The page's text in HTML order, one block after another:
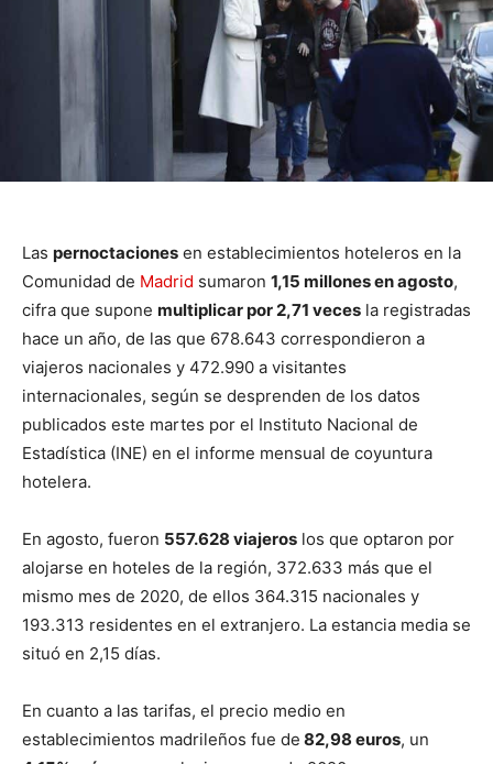
Las pernoctaciones en establecimientos hoteleros en la
Comunidad de Madrid sumaron 1,15 millones en agosto,
cifra que supone multiplicar por 2,71 veces la registradas
hace un año, de las que 678.643 correspondieron a
viajeros nacionales y 472.990 a visitantes
internacionales, según se desprenden de los datos
publicados este martes por el Instituto Nacional de
Estadística (INE) en el informe mensual de coyuntura
hotelera.
En agosto, fueron 557.628 viajeros los que optaron por
alojarse en hoteles de la región, 372.633 más que el
mismo mes de 2020, de ellos 364.315 nacionales y
193.313 residentes en el extranjero. La estancia media se
situó en 2,15 días.
En cuanto a las tarifas, el precio medio en
establecimientos madrileños fue de 82,98 euros, un